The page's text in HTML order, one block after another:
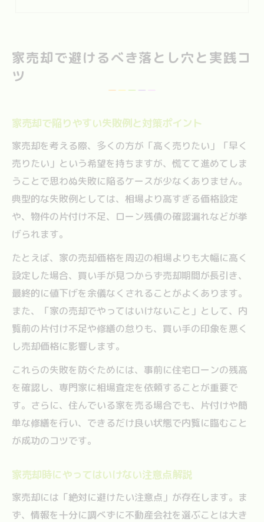
家売却のタイミングと生活への影響対策
生活感が残る家売却時の工夫とコツ紹介
住まいを売却する際の家族の準備と心得
トラブル回避に役立つ家売却の知恵袋
家売却のトラブル事例と防止するコツ
家売却で起こりやすい契約トラブル対策
家売却時の説明義務とリスク管理方法
ローン中でも安心して家売却を進める方法
ローン残債がある家売却の進め方と注意
ローン中の家売却でやるべき手続き解説
家売却時のローン完済条件と交渉のコツ
家売却と住宅ローンの同時進行の注意点
ローン中でも損しない家売却の工夫方法
古い家を売る場合の押さえておきたい要点
古い家売却でやってはいけない失敗例
老朽化した家売却で重要な注意点解説
家売却で古い家を高く売る工夫と準備
家売却で避けるべき落とし穴と実践コ
ツ
家売却で陥りやすい失敗例と対策ポイント
家売却を考える際、多くの方が「高く売りたい」「早く
売りたい」という希望を持ちますが、慌てて進めてしま
うことで思わぬ失敗に陥るケースが少なくありません。
典型的な失敗例としては、相場より高すぎる価格設定
や、物件の片付け不足、ローン残債の確認漏れなどが挙
げられます。
たとえば、家の売却価格を周辺の相場よりも大幅に高く
設定した場合、買い手が見つからず売却期間が長引き、
最終的に値下げを余儀なくされることがよくあります。
また、「家の売却でやってはいけないこと」として、内
覧前の片付け不足や修繕の怠りも、買い手の印象を悪く
し売却価格に影響します。
これらの失敗を防ぐためには、事前に住宅ローンの残高
を確認し、専門家に相場査定を依頼することが重要で
す。さらに、住んでいる家を売る場合でも、片付けや簡
単な修繕を行い、できるだけ良い状態で内覧に臨むこと
が成功のコツです。
家売却時にやってはいけない注意点解説
家売却には「絶対に避けたい注意点」が存在します。ま
ず、情報を十分に調べずに不動産会社を選ぶことは大き